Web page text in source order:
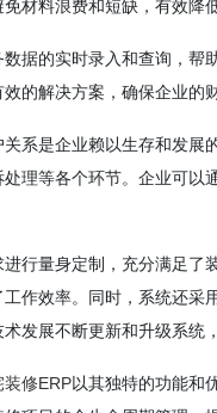
材料浪费和短缺，有效降
据的实时录入和查询，
的解决方案，确保企业的
系是企业赖以生存和发
理等各个环节。企业可
行量身定制，充分满足了
作效率。同时，系统还
发展不断更新和升级系统
装修ERP以其独特的功能和